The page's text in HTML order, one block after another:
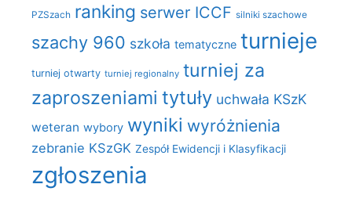
PZSzach ranking serwer ICCF silniki szachowe
szachy 960 szkoła tematyczne turnieje
turniej otwarty turniej regionalny turniej za
zaproszeniami tytuły uchwała KSzK
weteran wybory wyniki wyróżnienia
zebranie KSzGK Zespół Ewidencji i Klasyfikacji
zgłoszenia